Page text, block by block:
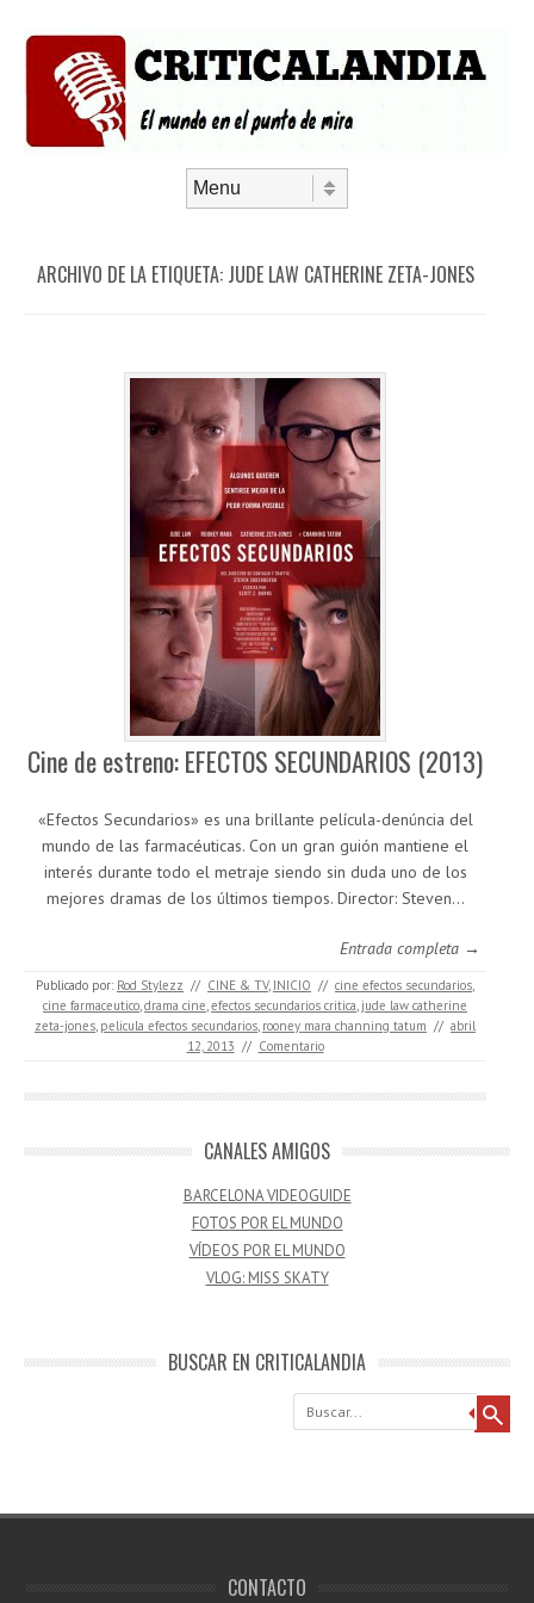
ARCHIVO DE LA ETIQUETA: JUDE LAW CATHERINE ZETA-JONES
Cine de estreno: EFECTOS SECUNDARIOS (2013)
«Efectos Secundarios» es una brillante película-denúncia del
mundo de las farmacéuticas. Con un gran guión mantiene el
interés durante todo el metraje siendo sin duda uno de los
mejores dramas de los últimos tiempos. Director: Steven…
Entrada completa →
Publicado por: Rod Stylezz // CINE & TV, INICIO // cine efectos secundarios,
cine farmaceutico,drama cine,efectos secundarios critica, jude law catherine
zeta-jones, pelicula efectos secundarios, rooney mara channing tatum // abril
12, 2013 // Comentario
CANALES AMIGOS
BARCELONA VIDEOGUIDE
FOTOS POR EL MUNDO
VÍDEOS POR EL MUNDO
VLOG: MISS SKATY
BUSCAR EN CRITICALANDIA
Buscar
CONTACTO